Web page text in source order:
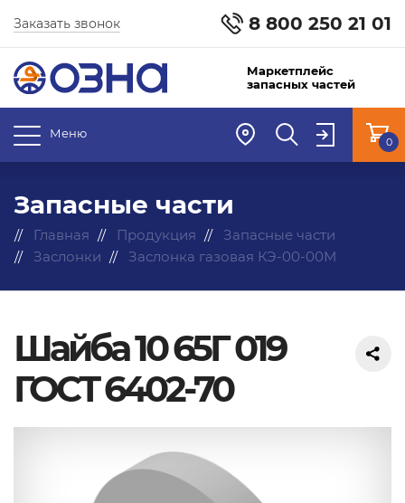
8 800 250 21 01
Заказать звонок
Маркетплейс
запасных частей
Меню
0
Запасные части
Главная Продукция
Запасные части
Заслонки
Заслонка газовая КЭ-00-00М
Шайба 10 65Г 019
ГОСТ 6402-70